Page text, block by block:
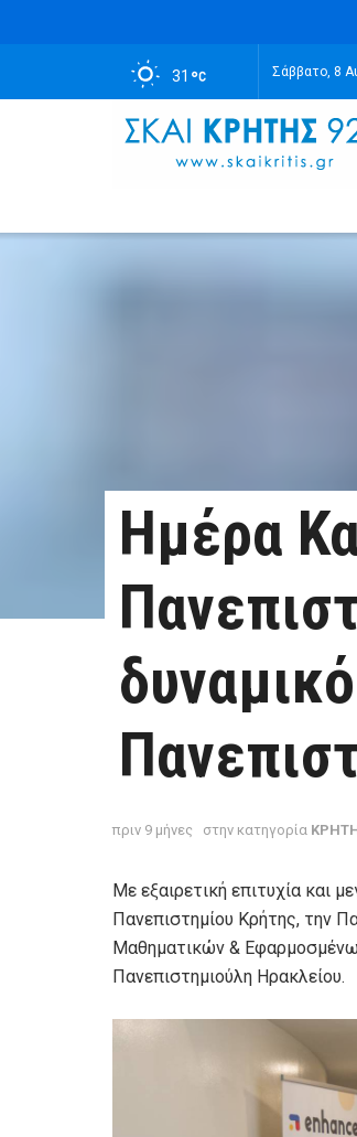
31 Σάββατο, 8
Ημέρα
πριν 9 μήνες στην κατηγορία
Με εξαιρετική επιτυχία και
Πανεπιστημίου Κρήτης, την
Μαθηματικών &
Πανεπιστημιούλη Ηρακλείου.